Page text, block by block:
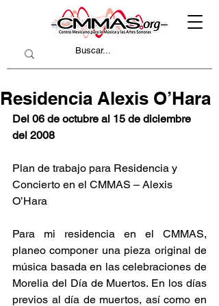
Residencia Alexis O’Hara
Del 06 de octubre al 15 de diciembre
del 2008
Plan de trabajo para Residencia y
Concierto en el CMMAS – Alexis
O’Hara
Para mi residencia en el CMMAS,
planeo componer una pieza original de
música basada en las celebraciones de
Morelia del Día de Muertos. En los días
previos al día de muertos, así como en